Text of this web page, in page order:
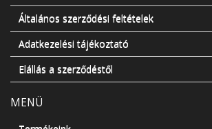
Általános szerződési feltételek
Adatkezelési tájékoztató
Elállás a szerződéstől
MENÜ